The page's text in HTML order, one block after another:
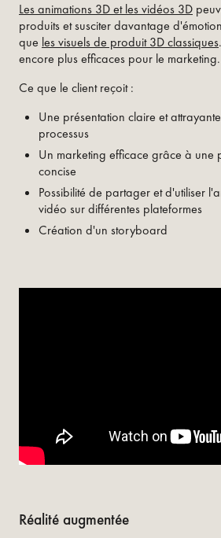
Les animations 3D et les vidéos 3D
produits et susciter davantage
que les visuels de produit 3D classiques
encore plus efficaces pour le marketing.
Ce que le client reçoit :
Une présentation claire et
processus
Un marketing efficace grâce à une
concise
Possibilité de partager et d'utiliser
vidéo sur différentes plateformes
Création d'un storyboard
Réalité augmentée